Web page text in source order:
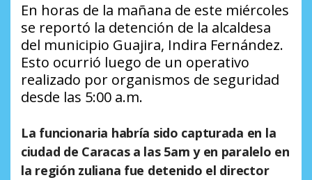
En horas de la mañana de este miércoles
se reportó la detención de la alcaldesa
del municipio Guajira, Indira Fernández.
Esto ocurrió luego de un operativo
realizado por organismos de seguridad
desde las 5:00 a.m.
La funcionaria habría sido capturada en la
ciudad de Caracas a las 5am y en paralelo en
la región zuliana fue detenido el director